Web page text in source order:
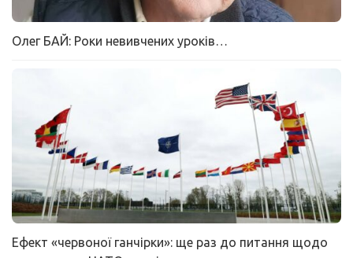
Олег БАЙ: Роки невивчених уроків…
Ефект «червоної ганчірки»: ще раз до питання щодо